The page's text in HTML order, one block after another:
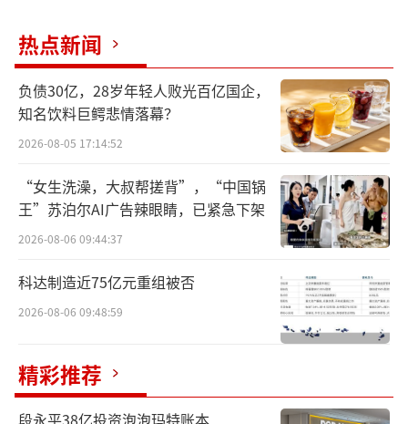
抖音电商达人治理负责人表示，侵权仿冒
治理正在从“权利人反馈、平台核实后处
置”，逐步升级为“权利人主动申报授权信
息、平台主动识别侵权行为并提前拦截”的协
同治理模式。
热点新闻
负债30亿，28岁年轻人败光百亿国企，
知名饮料巨鳄悲情落幕？
2026-08-05 17:14:52
“女生洗澡，大叔帮搓背”，“中国锅
王”苏泊尔AI广告辣眼睛，已紧急下架
2026-08-06 09:44:37
科达制造近75亿元重组被否
2026-08-06 09:48:59
精彩推荐